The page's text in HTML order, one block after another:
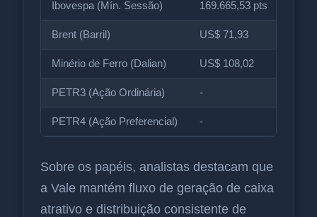
Ibovespa (Mín. Sessão) 169.665,53 pts
Brent (Barril) US$ 71,93
Minério de Ferro (Dalian) US$ 108,02
PETR3 (Ação Ordinária) -
PETR4 (Ação Preferencial) -
Sobre os papéis, analistas destacam que
a Vale mantém fluxo de geração de caixa
atrativo e distribuição consistente de